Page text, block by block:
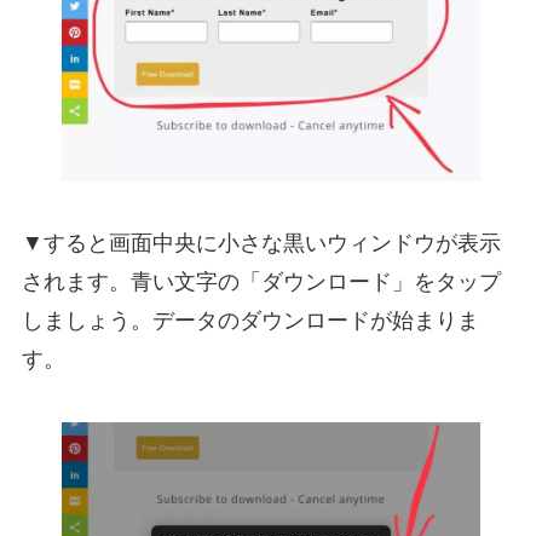
▼すると画面中央に小さな黒いウィンドウが表示
されます。青い文字の「ダウンロード」をタップ
しましょう。データのダウンロードが始まりま
す。